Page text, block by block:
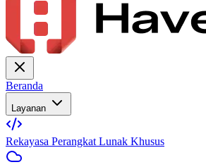
Beranda
Layanan
Rekayasa Perangkat Lunak Khusus